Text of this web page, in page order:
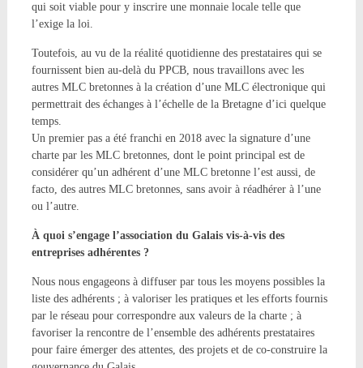
qui soit viable pour y inscrire une monnaie locale telle que
l’exige la loi.
Toutefois, au vu de la réalité quotidienne des prestataires qui se
fournissent bien au-delà du PPCB, nous travaillons avec les
autres MLC bretonnes à la création d’une MLC électronique qui
permettrait des échanges à l’échelle de la Bretagne d’ici quelque
temps.
Un premier pas a été franchi en 2018 avec la signature d’une
charte par les MLC bretonnes, dont le point principal est de
considérer qu’un adhérent d’une MLC bretonne l’est aussi, de
facto, des autres MLC bretonnes, sans avoir à réadhérer à l’une
ou l’autre.
À quoi s’engage l’association du Galais vis-à-vis des
entreprises adhérentes ?
Nous nous engageons à diffuser par tous les moyens possibles la
liste des adhérents ; à valoriser les pratiques et les efforts fournis
par le réseau pour correspondre aux valeurs de la charte ; à
favoriser la rencontre de l’ensemble des adhérents prestataires
pour faire émerger des attentes, des projets et de co-construire la